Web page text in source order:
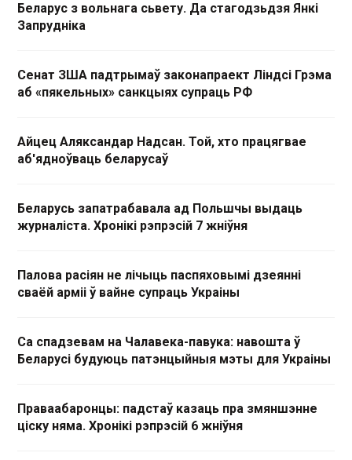
Беларус з вольнага сьвету. Да стагодзьдзя Янкі
Запрудніка
Сенат ЗША падтрымаў законапраект Ліндсі Грэма
аб «пякельных» санкцыях супраць РФ
Айцец Аляксандар Надсан. Той, хто працягвае
аб'ядноўваць беларусаў
Беларусь запатрабавала ад Польшчы выдаць
журналіста. Хронікі рэпрэсій 7 жніўня
Палова расіян не лічыць паспяховымі дзеянні
сваёй арміі ў вайне супраць Украіны
Са спадзевам на Чалавека-павука: навошта ў
Беларусі будуюць патэнцыйныя мэты для Украіны
Праваабаронцы: падстаў казаць пра змяншэнне
ціску няма. Хронікі рэпрэсій 6 жніўня